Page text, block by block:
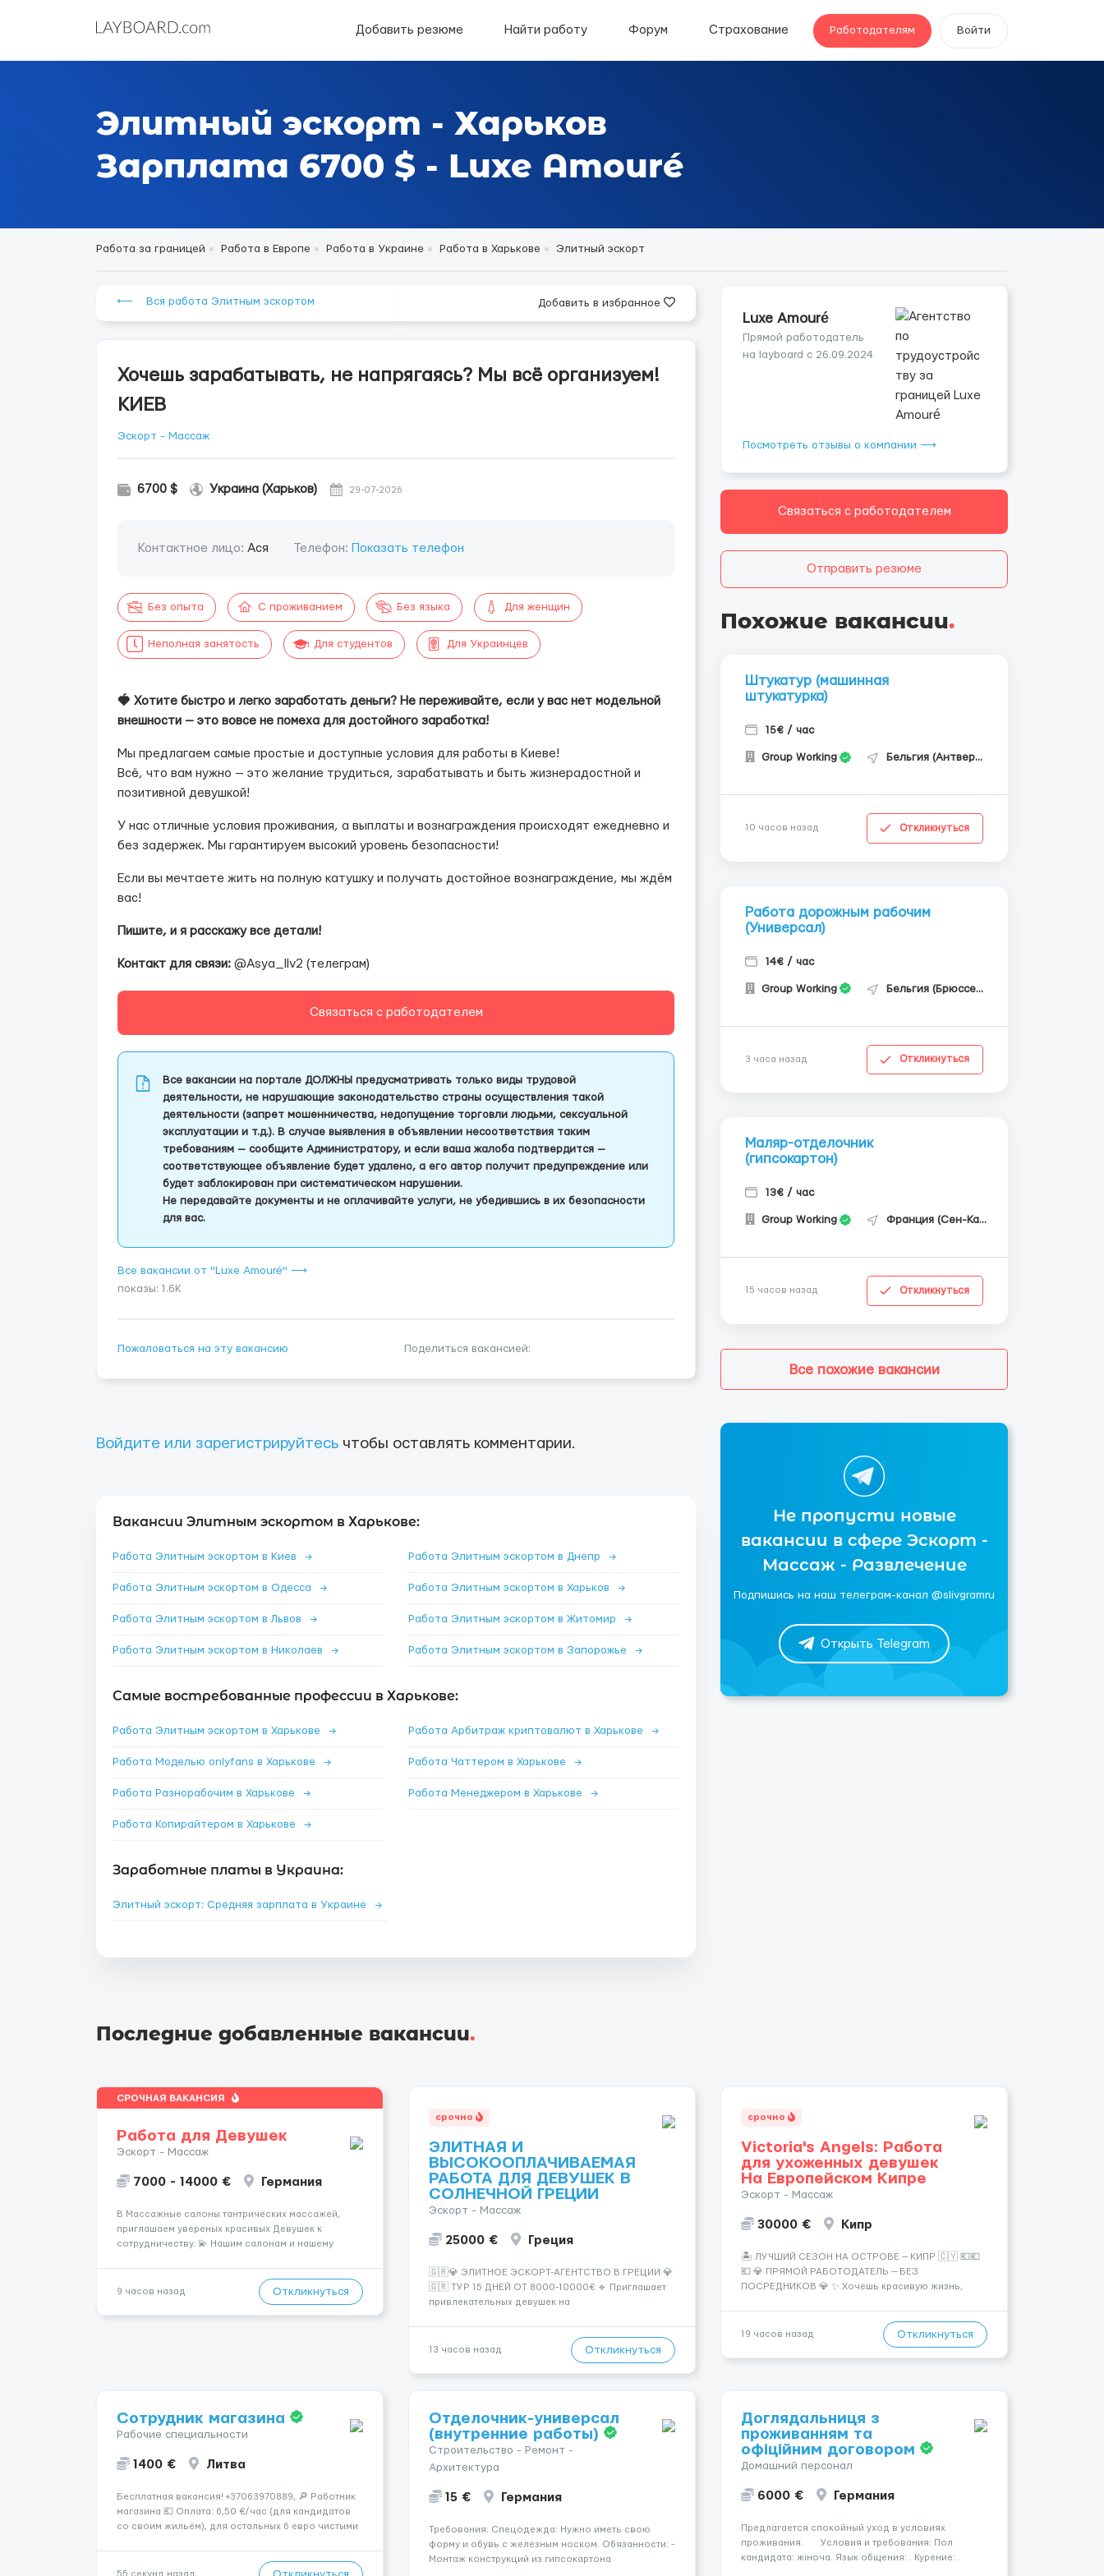
Добавить резюме Найти работу Форум Страхование Работодателям Войти
Элитный эскорт - Харьков
Зарплата 6700 $ - Luxe Amouré
Работа за границей Работа в Европе Работа в Украине Работа в Харькове Элитный эскорт
⟵ Вся работа Элитным эскортом Добавить в избранное
Хочешь зарабатывать, не напрягаясь? Мы всё организуем!
КИЕВ
Эскорт - Массаж
6700 $ Украина (Харьков) 29-07-2026
Контактное лицо: Ася Телефон: Показать телефон
Без опыта С проживанием Без языка Для женщин
Неполная занятость Для студентов Для Украинцев
🍓 Хотите быстро и легко заработать деньги? Не переживайте, если у вас нет модельной
внешности — это вовсе не помеха для достойного заработка!
Мы предлагаем самые простые и доступные условия для работы в Киеве!
Всё, что вам нужно — это желание трудиться, зарабатывать и быть жизнерадостной и
позитивной девушкой!
У нас отличные условия проживания, а выплаты и вознаграждения происходят ежедневно и
без задержек. Мы гарантируем высокий уровень безопасности!
Если вы мечтаете жить на полную катушку и получать достойное вознаграждение, мы ждём
вас!
Пишите, и я расскажу все детали!
Контакт для связи: @Asya_llv2 (телеграм)
Связаться с работодателем
Все вакансии на портале ДОЛЖНЫ предусматривать только виды трудовой
деятельности, не нарушающие законодательство страны осуществления такой
деятельности (запрет мошенничества, недопущение торговли людьми, сексуальной
эксплуатации и т.д.). В случае выявления в объявлении несоответствия таким
требованиям — сообщите Администратору, и если ваша жалоба подтвердится —
соответствующее объявление будет удалено, а его автор получит предупреждение или
будет заблокирован при систематическом нарушении.
Не передавайте документы и не оплачивайте услуги, не убедившись в их безопасности
для вас.
Все вакансии от "Luxe Amouré" ⟶
показы: 1.6K
Пожаловаться на эту вакансию Поделиться вакансией:
Войдите или зарегистрируйтесь чтобы оставлять комментарии.
Вакансии Элитным эскортом в Харькове:
Работа Элитным эскортом в Киев → Работа Элитным эскортом в Днепр →
Работа Элитным эскортом в Одесса → Работа Элитным эскортом в Харьков →
Работа Элитным эскортом в Львов → Работа Элитным эскортом в Житомир →
Работа Элитным эскортом в Николаев → Работа Элитным эскортом в Запорожье →
Самые востребованные профессии в Харькове:
Работа Элитным эскортом в Харькове → Работа Арбитраж криптовалют в Харькове →
Работа Моделью onlyfans в Харькове → Работа Чаттером в Харькове →
Работа Разнорабочим в Харькове → Работа Менеджером в Харькове →
Работа Копирайтером в Харькове →
Заработные платы в Украина:
Элитный эскорт: Средняя зарплата в Украине →
Luxe Amouré
Прямой работодатель
на layboard с 26.09.2024
Посмотреть отзывы о компании ⟶
Связаться с работодателем
Отправить резюме
Похожие вакансии.
Штукатур (машинная
штукатурка)
15€ / час
Group Working Бельгия (Антверпен)
10 часов назад Откликнуться
Работа дорожным рабочим
(Универсал)
14€ / час
Group Working Бельгия (Брюссель)
3 часа назад Откликнуться
Маляр-отделочник
(гипсокартон)
13€ / час
Group Working Франция (Сен-Кантен)
15 часов назад Откликнуться
Все похожие вакансии
Не пропусти новые
вакансии в сфере Эскорт -
Массаж - Развлечение
Подпишись на наш телеграм-канал @slivgramru
Открыть Telegram
Последние добавленные вакансии.
СРОЧНАЯ ВАКАНСИЯ
Работа для Девушек
Эскорт - Массаж
7000 - 14000 € Германия
В Массажные салоны тантрических массажей,
приглашаем увереных красивых Девушек к
сотрудничеству. 💫 Нашим салонам и нашему
заработная плата 💚Мы гарантируем Наличие
9 часов назад Откликнуться
срочно
ЭЛИТНАЯ И
ВЫСОКООПЛАЧИВАЕМАЯ
РАБОТА ДЛЯ ДЕВУШЕК В
СОЛНЕЧНОЙ ГРЕЦИИ
Эскорт - Массаж
25000 € Греция
🇬🇷💎 ЭЛИТНОЕ ЭСКОРТ-АГЕНТСТВО В ГРЕЦИИ 💎
🇬🇷 ТУР 15 ДНЕЙ ОТ 8000-10000€ 🔹 Приглашает
привлекательных девушек на
хорошие деньги 💶 — это предложение для тебя! 🔹
13 часов назад Откликнуться
срочно
Victoria's Angels: Работа
для ухоженных девушек
На Европейском Кипре
Эскорт - Массаж
30000 € Кипр
🏝️ ЛУЧШИЙ СЕЗОН НА ОСТРОВЕ — КИПР 🇨🇾 💶💶
💶 💎 ПРЯМОЙ РАБОТОДАТЕЛЬ — БЕЗ
ПОСРЕДНИКОВ 💎 ✨ Хочешь красивую жизнь,
— Опытная команда с годами практики —
Стабильный поток клиентов (без ...
19 часов назад Откликнуться
Сотрудник магазина
Рабочие специальности
1400 € Литва
Бесплатная вакансия! +37063970889, 🔎 Работник
магазина 💶 Оплата: 6,50 €/час (для кандидатов
со своим жильём), для остальных 6 евро чистыми
работать &bul...
55 секунд назад
Отделочник-универсал
(внутренние работы)
Строительство - Ремонт -
Архитектура
15 € Германия
Требования: Спецодежда: Нужно иметь свою
форму и обувь с железным носком. Обязанности: -
Монтаж конструкций из гипсокартона
Доглядальниця з
проживанням та
офіційним договором
Домашний персонал
6000 € Германия
Предлагается спокойный уход в условиях
проживания. Условия и требования: Пол
кандидата: жіноча. Язык общения: . Курение: .